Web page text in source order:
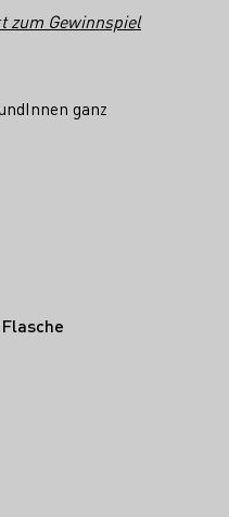
zum Gewinnspiel
ganz